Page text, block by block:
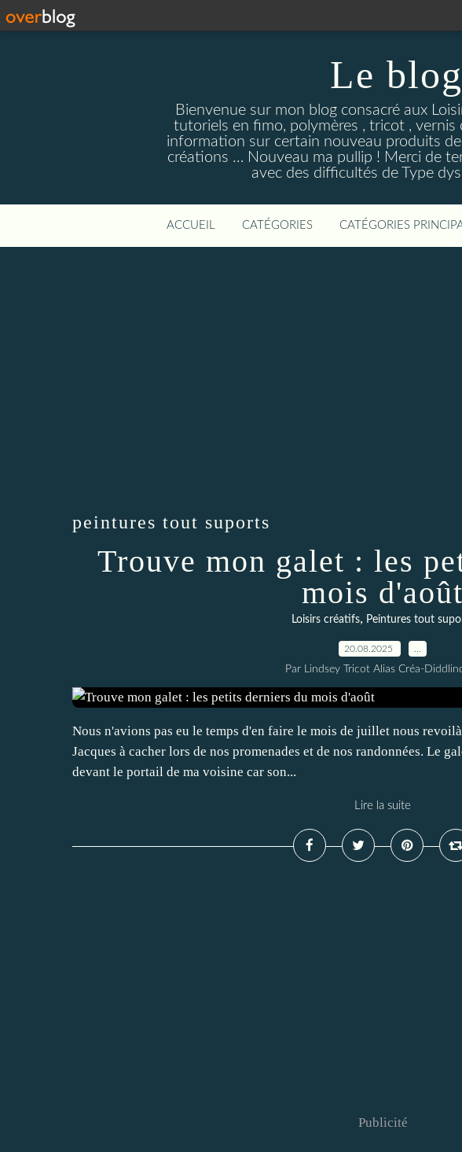
Le
Bienvenue sur mon blog consacré aux
tutoriels en fimo, polymères , tricot ,
information sur certain nouveau produits
créations … Nouveau ma pullip ! Merci de
avec des difficultés de Type
ACCUEIL CATÉGORIES CATÉGORIES
peintures tout suports
Trouve mon galet : les
mois d'août
Loisirs créatifs, Peintures tout
20.08.2025
Par Lindsey Tricot Alias Créa-
Nous n'avions pas eu le temps d'en faire le mois de juillet nous
Jacques à cacher lors de nos promenades et de nos randonnées. Le
devant le portail de ma voisine car son...
Lire la suite
Publicité